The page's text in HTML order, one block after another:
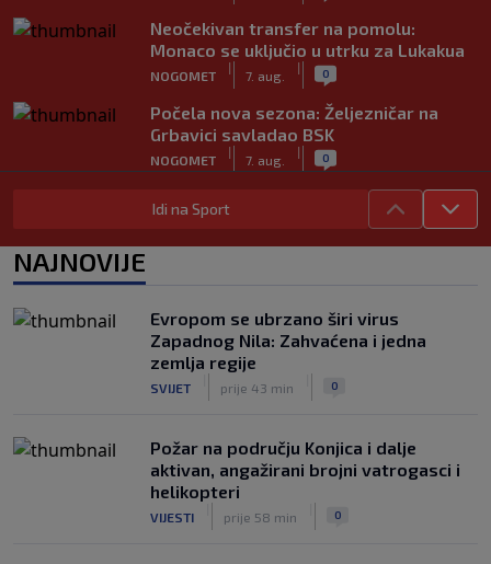
Neočekivan transfer na pomolu:
Monaco se uključio u utrku za Lukakua
NOGOMET
|
7. aug.
| 0
Počela nova sezona: Željezničar na
Grbavici savladao BSK
NOGOMET
|
7. aug.
| 0
Objavljeno koje države podržavaju
Infantina, a koje traže promjene: HNS
namjeravao prodati prava na Svjetsko
prvenstvo ispod cijene?
NOGOMET
|
7. aug.
Idi na Sport
NAJNOVIJE
Evropom se ubrzano širi virus
Zapadnog Nila: Zahvaćena i jedna
zemlja regije
SVIJET prije 43 min 0
Požar na području Konjica i dalje
aktivan, angažirani brojni vatrogasci i
helikopteri
VIJESTI prije 58 min 0